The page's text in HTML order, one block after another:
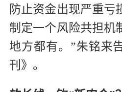
防止资金出现严重亏
制定一个风险共担机
地方都有。”朱铭来
刊》。